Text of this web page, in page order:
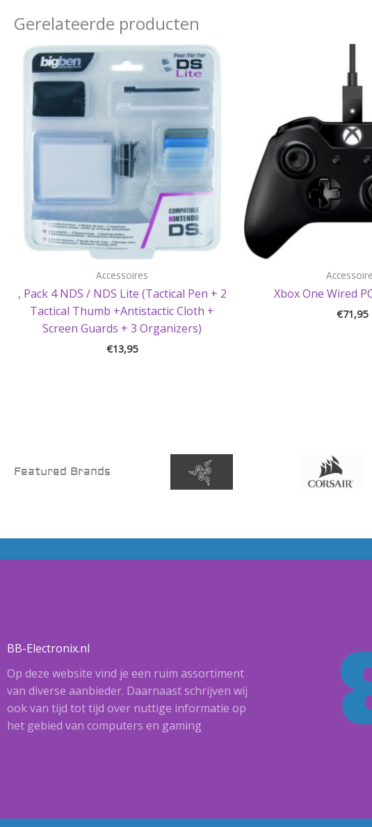
Gerelateerde producten
Accessoires
, Pack 4 NDS / NDS Lite (Tactical Pen + 2
Tactical Thumb +Antistactic Cloth +
Screen Guards + 3 Organizers)
€13,95
Xbox One Wired
€71,95
Featured Brands
BB-Electronix.nl
Op deze website vind je een ruim assortiment
van diverse aanbieder. Daarnaast schrijven wij
ook van tijd tot tijd over nuttige informatie op
het gebied van computers en gaming